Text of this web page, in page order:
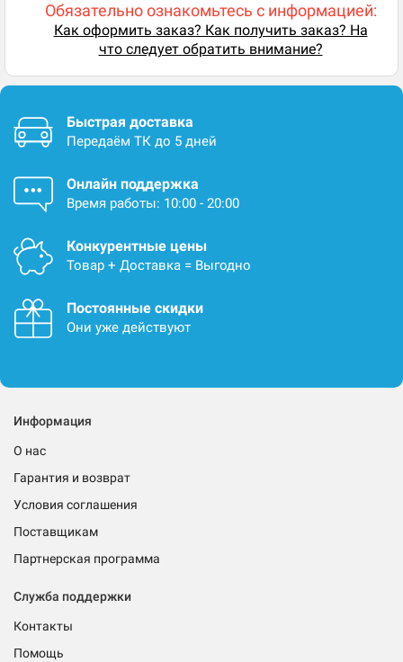
Обязательно ознакомьтесь с информацией:
Как оформить заказ? Как получить заказ? На
что следует обратить внимание?
Быстрая доставка
Передаём ТК до 5 дней
Онлайн поддержка
Время работы: 10:00 - 20:00
Конкурентные цены
Товар + Доставка = Выгодно
Постоянные скидки
Они уже действуют
Информация
О нас
Гарантия и возврат
Условия соглашения
Поставщикам
Партнерская программа
Служба поддержки
Контакты
Помощь